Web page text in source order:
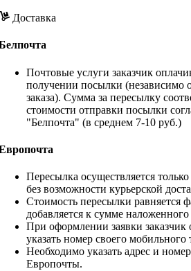
Доставка
Почтовые услуги заказчик
получении посылки (независимо
заказа). Сумма за пересылку
стоимости отправки посылки
"Белпочта" (в среднем 7-10 руб.)
Пересылка осуществляется
без возможности курьерской
Стоимость пересылки равняется
добавляется к сумме
При оформлении заявки заказчик
указать номер своего мобильного
Необходимо указать адрес и
Европочты.